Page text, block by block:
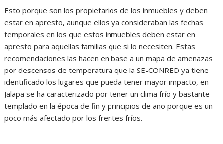
Esto porque son los propietarios de los inmuebles y deben
estar en apresto, aunque ellos ya consideraban las fechas
temporales en los que estos inmuebles deben estar en
apresto para aquellas familias que si lo necesiten. Estas
recomendaciones las hacen en base a un mapa de amenazas
por descensos de temperatura que la SE-CONRED ya tiene
identificado los lugares que pueda tener mayor impacto, en
Jalapa se ha caracterizado por tener un clima frío y bastante
templado en la época de fin y principios de año porque es un
poco más afectado por los frentes fríos.